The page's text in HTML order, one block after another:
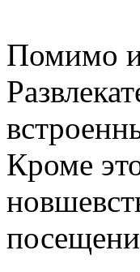
Помимо
Кроме